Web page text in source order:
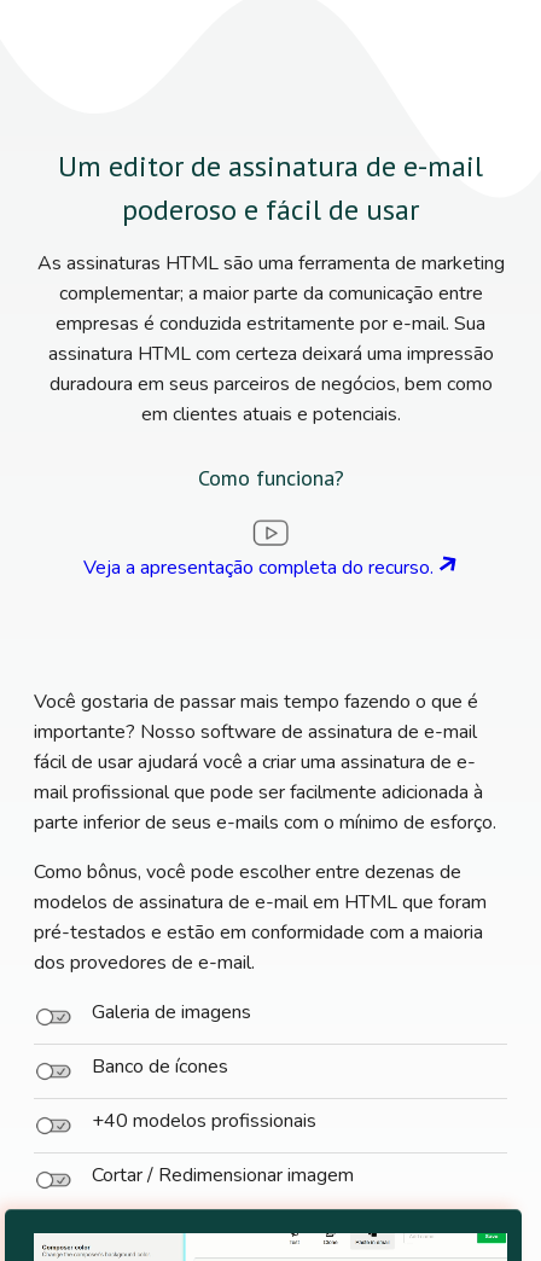
Um editor de assinatura de e-mail
poderoso e fácil de usar
As assinaturas HTML são uma ferramenta de marketing
complementar; a maior parte da comunicação entre
empresas é conduzida estritamente por e-mail. Sua
assinatura HTML com certeza deixará uma impressão
duradoura em seus parceiros de negócios, bem como
em clientes atuais e potenciais.
Como funciona?
Veja a apresentação completa do recurso.
Você gostaria de passar mais tempo fazendo o que é
importante? Nosso software de assinatura de e-mail
fácil de usar ajudará você a criar uma assinatura de e-
mail profissional que pode ser facilmente adicionada à
parte inferior de seus e-mails com o mínimo de esforço.
Como bônus, você pode escolher entre dezenas de
modelos de assinatura de e-mail em HTML que foram
pré-testados e estão em conformidade com a maioria
dos provedores de e-mail.
Galeria de imagens
Banco de ícones
+40 modelos profissionais
Cortar / Redimensionar imagem